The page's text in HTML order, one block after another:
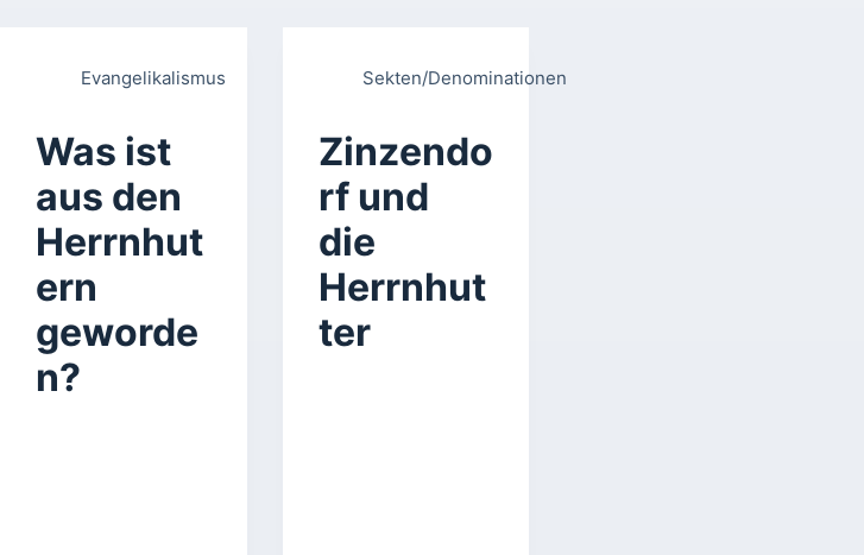
Evangelikalismus
Was ist
aus den
Herrnhut
ern
geworde
n?
Sekten/Denominationen
Zinzendo
rf und
die
Herrnhut
ter